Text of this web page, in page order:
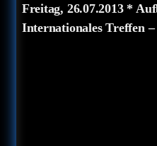
Freitag, 26.07.2013 *
Internationales Treffen